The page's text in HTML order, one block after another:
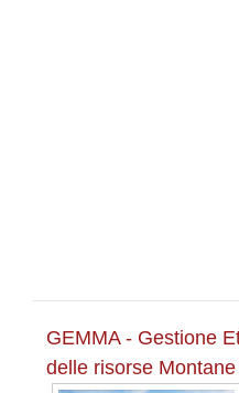
GEMMA - Gestione
delle risorse